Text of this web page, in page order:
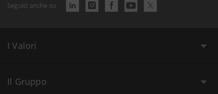
Seguici anche su
I Valori
Il Gruppo